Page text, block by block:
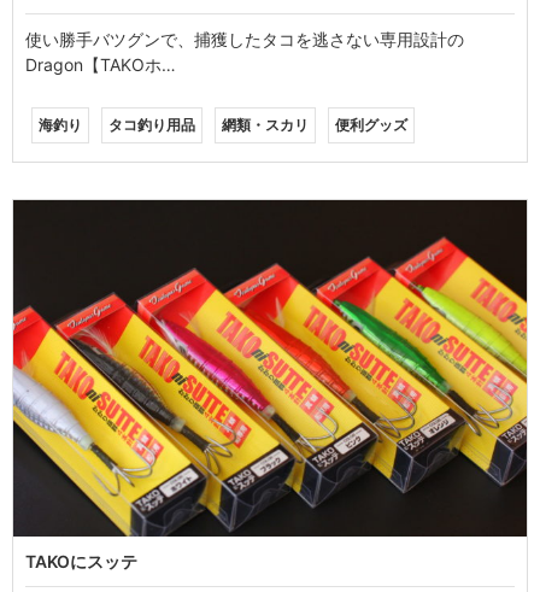
使い勝手バツグンで、捕獲したタコを逃さない専用設計の
Dragon【TAKOホ…
海釣り タコ釣り用品 網類・スカリ 便利グッズ
TAKOにスッテ